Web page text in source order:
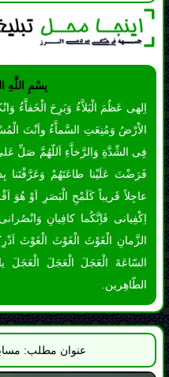
الاْرْضُ وَمُنِعَتِ السَّماَّءُ واَنْتَ
فِى الشِّدَّةِ وَالرَّخاَّءِ اَللّهُمَّ صَلِّ
عاجِلاً قَريباً كَلَمْحِ الْبَصَرِ اَوْ هُوَ
اِكْفِيانى فَاِنَّكُما كافِيانِ
الزَّمانِ الْغَوْثَ الْغَوْثَ الْغَوْثَ
السّاعَةَ الْعَجَلَ الْعَجَلَ الْعَجَلَ
الطّاهِرين.
عنوان مطلب: